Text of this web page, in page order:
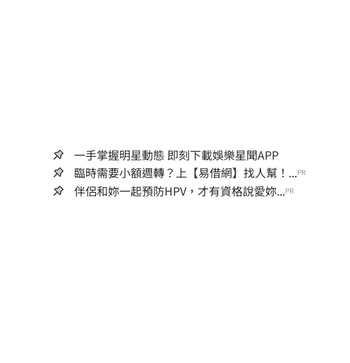
一手掌握明星動態 即刻下載娛樂星聞APP
臨時需要小額週轉？上【易借網】找人幫！...PR
伴侶和妳一起預防HPV，才有資格說愛妳...PR